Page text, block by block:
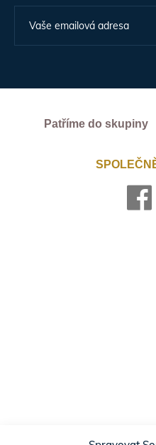
Patříme do skupiny